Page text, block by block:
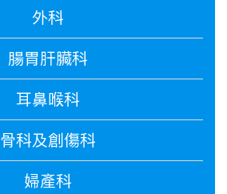
外科
腸胃肝臟科
耳鼻喉科
骨科及創傷科
婦產科